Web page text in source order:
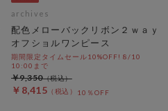
archives
配色メローバックリボン２ｗａｙ
オフショルワンピース
期間限定タイムセール10%OFF! 8/10
10:00まで
￥8,415 10％OFF
￥9,350